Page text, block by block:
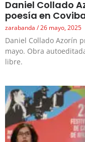
Daniel Collado
poesía en
zarabanda 26 mayo, 2025
Daniel Collado Azorín
mayo. Obra
libre.